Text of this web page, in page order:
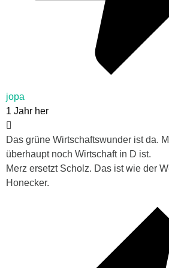
jopa
1 Jahr her
Das grüne Wirtschaftswunder ist da.
überhaupt noch Wirtschaft in D ist.
Merz ersetzt Scholz. Das ist wie der
Honecker.